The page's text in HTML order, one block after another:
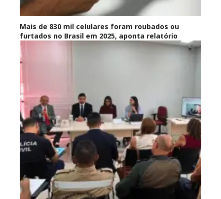
Mais de 830 mil celulares foram roubados ou
furtados no Brasil em 2025, aponta relatório